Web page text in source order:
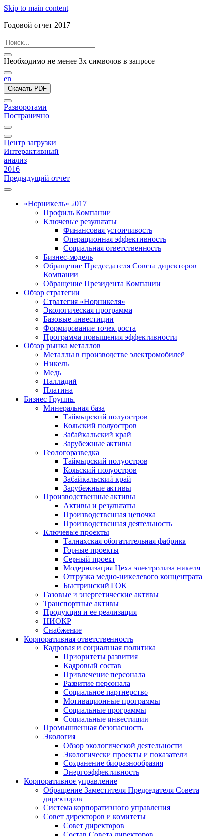
Skip to main content
Годовой отчет 2017
Необходимо не менее 3х символов в запросе
en
Скачать PDF
Разворотами
Постранично
Центр загрузки
Интерактивный
анализ
2016
Предыдущий отчет
«Норникель» 2017
Профиль Компании
Ключевые результаты
Финансовая устойчивость
Операционная эффективность
Социальная ответственность
Бизнес-модель
Обращение Председателя Совета директоров
Компании
Обращение Президента Компании
Обзор стратегии
Стратегия «Норникеля»
Экологическая программа
Базовые инвестиции
Формирование точек роста
Программа повышения эффективности
Обзор рынка металлов
Металлы в производстве электромобилей
Никель
Медь
Палладий
Платина
Бизнес Группы
Минеральная база
Таймырский полуостров
Кольский полуостров
Забайкальский край
Зарубежные активы
Геологоразведка
Таймырский полуостров
Кольский полуостров
Забайкальский край
Зарубежные активы
Производственные активы
Активы и результаты
Производственная цепочка
Производственная деятельность
Ключевые проекты
Талнахская обогатительная фабрика
Горные проекты
Серный проект
Модернизация Цеха электролиза никеля
Отгрузка медно-никелевого концентрата
Быстринский ГОК
Газовые и энергетические активы
Транспортные активы
Продукция и ее реализация
НИОКР
Снабжение
Корпоративная ответственность
Кадровая и социальная политика
Приоритеты развития
Кадровый состав
Привлечение персонала
Развитие персонала
Социальное партнерство
Мотивационные программы
Социальные программы
Социальные инвестиции
Промышленная безопасность
Экология
Обзор экологической деятельности
Экологически проекты и показатели
Сохранение биоразнообразия
Энергоэффективность
Корпоративное управление
Обращение Заместителя Председателя Совета
директоров
Система корпоративного управления
Совет директоров и комитеты
Совет директоров
Состав Совета директоров